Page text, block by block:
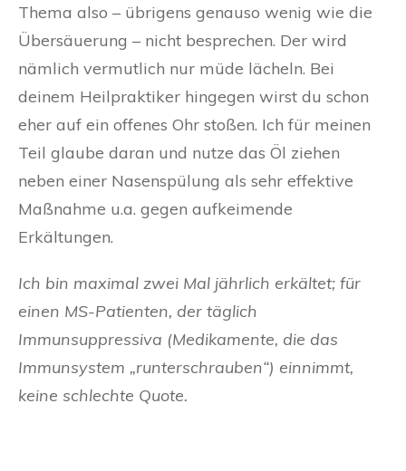
Thema also – übrigens genauso wenig wie die
Übersäuerung – nicht besprechen. Der wird
nämlich vermutlich nur müde lächeln. Bei
deinem Heilpraktiker hingegen wirst du schon
eher auf ein offenes Ohr stoßen. Ich für meinen
Teil glaube daran und nutze das Öl ziehen
neben einer Nasenspülung als sehr effektive
Maßnahme u.a. gegen aufkeimende
Erkältungen.
Ich bin maximal zwei Mal jährlich erkältet; für
einen MS-Patienten, der täglich
Immunsuppressiva (Medikamente, die das
Immunsystem „runterschrauben“) einnimmt,
keine schlechte Quote.